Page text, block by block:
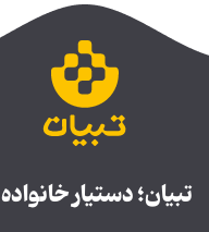
تبیان؛ دستیار خانواده